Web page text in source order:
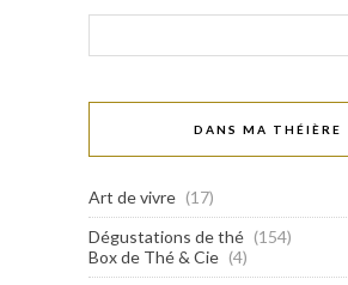
DANS MA THÉIÈRE
Art de vivre (17)
Dégustations de thé (154)
Box de Thé & Cie (4)